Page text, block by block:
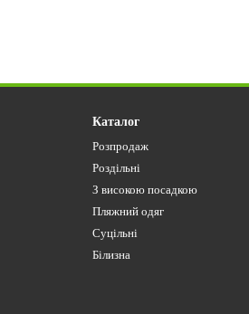
Каталог
Розпродаж
Роздільні
З високою посадкою
Пляжний одяг
Суцільні
Білизна